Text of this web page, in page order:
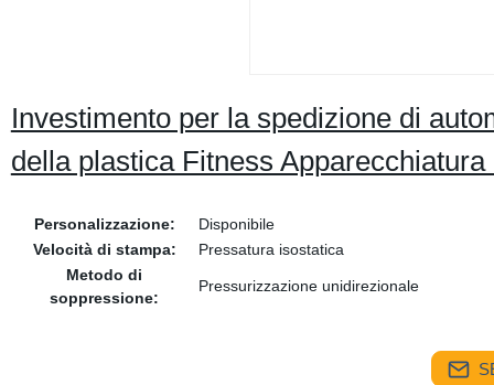
Investimento per la spedizione di
della plastica Fitness
Personalizzazione:
Disponibile
Velocità di stampa:
Pressatura isostatica
Metodo di
soppressione:
Pressurizzazione unidirezionale